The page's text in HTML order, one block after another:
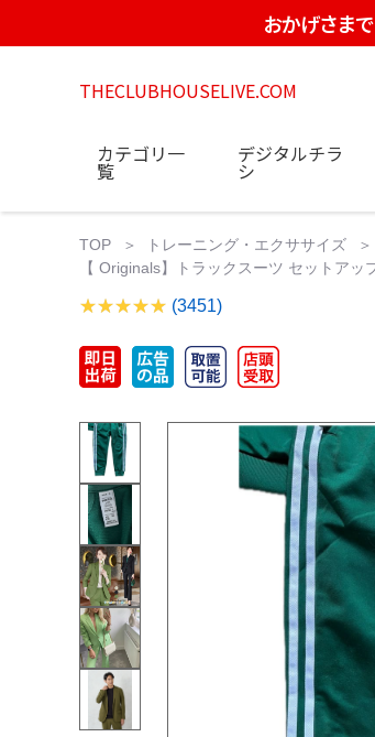
おかげさま
THECLUBHOUSELIVE.COM
カテゴリ一
覧
デジタルチラ
シ
TOP トレーニング・エクササイズ
【 Originals】トラックスーツ セットア
(3451)